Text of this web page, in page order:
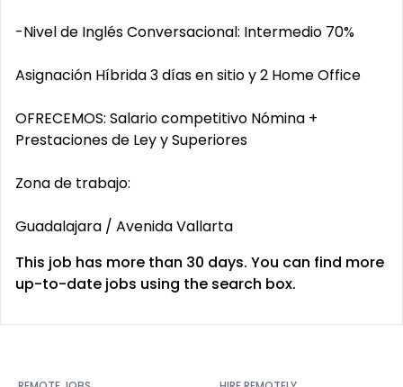
-Nivel de Inglés Conversacional: Intermedio 70%
Asignación Híbrida 3 días en sitio y 2 Home Office
OFRECEMOS: Salario competitivo Nómina +
Prestaciones de Ley y Superiores
Zona de trabajo:
Guadalajara / Avenida Vallarta
This job has more than 30 days. You can find more
up-to-date jobs using the search box.